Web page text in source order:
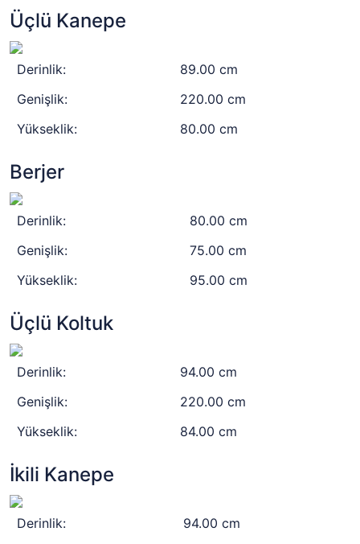
Üçlü Kanepe
Derinlik:
89.00 cm
Genişlik:
220.00 cm
Yükseklik:
80.00 cm
Berjer
Derinlik:
80.00 cm
Genişlik:
75.00 cm
Yükseklik:
95.00 cm
Üçlü Koltuk
Derinlik:
94.00 cm
Genişlik:
220.00 cm
Yükseklik:
84.00 cm
İkili Kanepe
Derinlik:
94.00 cm